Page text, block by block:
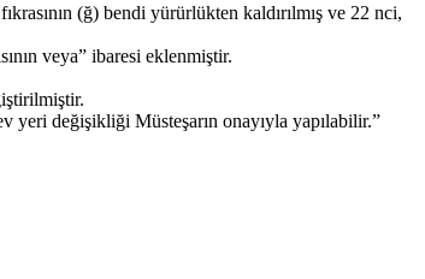
(ğ) bendi yürürlükten kaldırılmış ve 22 nci,
veya” ibaresi eklenmiştir.
yeri değişikliği Müsteşarın onayıyla yapılabilir.”